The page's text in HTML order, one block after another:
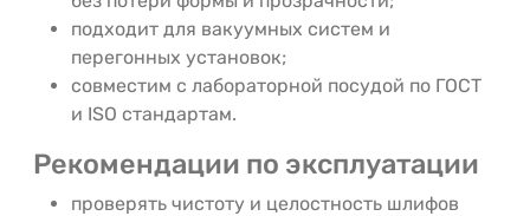
подходит для вакуумных систем и
перегонных установок;
совместим с лабораторной посудой по ГОСТ
и ISO стандартам.
Рекомендации по эксплуатации
проверять чистоту и целостность шлифов